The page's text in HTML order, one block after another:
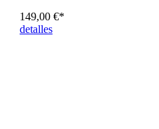
149,00 €*
detalles